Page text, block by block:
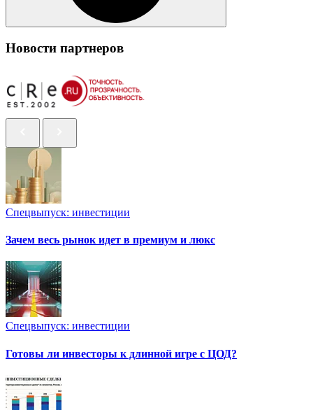
Новости партнеров
Спецвыпуск: инвестиции
Зачем весь рынок идет в премиум и люкс
Спецвыпуск: инвестиции
Готовы ли инвесторы к длинной игре с ЦОД?